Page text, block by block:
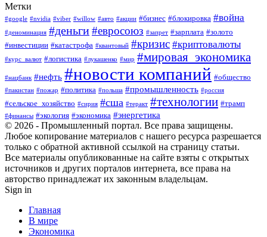
Метки
#google #nvidia #viber #willow #авто #акции #бизнес #блокировка #война
#деноминация #деньги#евросоюз #запрет #зарплата #золото
#инвестиции #катастрофа #квантовый #кризис #криптовалюты
#курс_валют #логистика #лукашенко #мир #мировая_экономика
#нацбанк #нефть #новости компаний #общество
#пакистан #пожар #политика #польша #промышленность #россия
#сельское_хозяйство #сирия #сша #теракт #технологии #трамп
#финансы #экология #экономика #энергетика
© 2026 - Промышленный портал. Все права защищены.
Любое копирование материалов с нашего ресурса разрешается
только с обратной активной ссылкой на страницу статьи.
Все материалы опубликованные на сайте взяты с открытых
источников и других порталов интернета, все права на
авторство принадлежат их законным владельцам.
Sign in
Главная
В мире
Экономика